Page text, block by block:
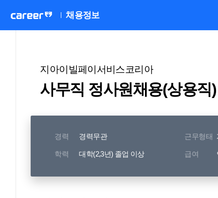
채용정보
지아이빌페이서비스코리아
사무직 정사원채용(상용직)
경력 경력무관 근무형태
학력 대학(2,3년) 졸업 이상 급여